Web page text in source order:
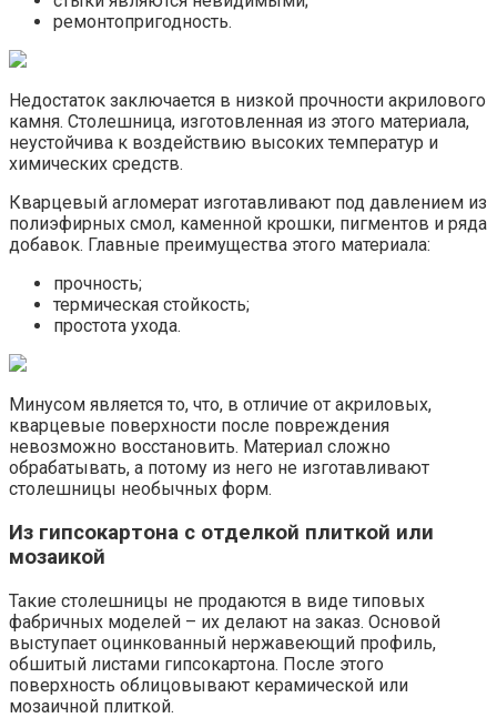
ремонтопригодность.
Недостаток заключается в низкой прочности акрилового
камня. Столешница, изготовленная из этого материала,
неустойчива к воздействию высоких температур и
химических средств.
Кварцевый агломерат изготавливают под давлением из
полиэфирных смол, каменной крошки, пигментов и ряда
добавок. Главные преимущества этого материала:
прочность;
термическая стойкость;
простота ухода.
Минусом является то, что, в отличие от акриловых,
кварцевые поверхности после повреждения
невозможно восстановить. Материал сложно
обрабатывать, а потому из него не изготавливают
столешницы необычных форм.
Из гипсокартона с отделкой плиткой или
мозаикой
Такие столешницы не продаются в виде типовых
фабричных моделей – их делают на заказ. Основой
выступает оцинкованный нержавеющий профиль,
обшитый листами гипсокартона. После этого
поверхность облицовывают керамической или
мозаичной плиткой.